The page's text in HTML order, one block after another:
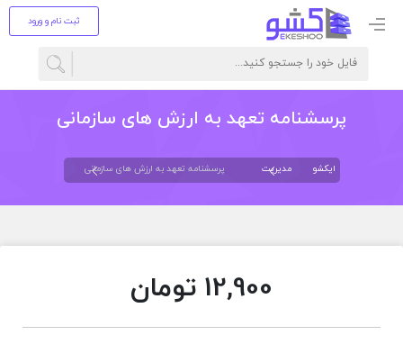
ثبت نام و ورود
پرسشنامه تعهد به ارزش های سازمانی
ایکشو مدیریت پرسشنامه تعهد به ارزش های سازمانی
12,900 تومان